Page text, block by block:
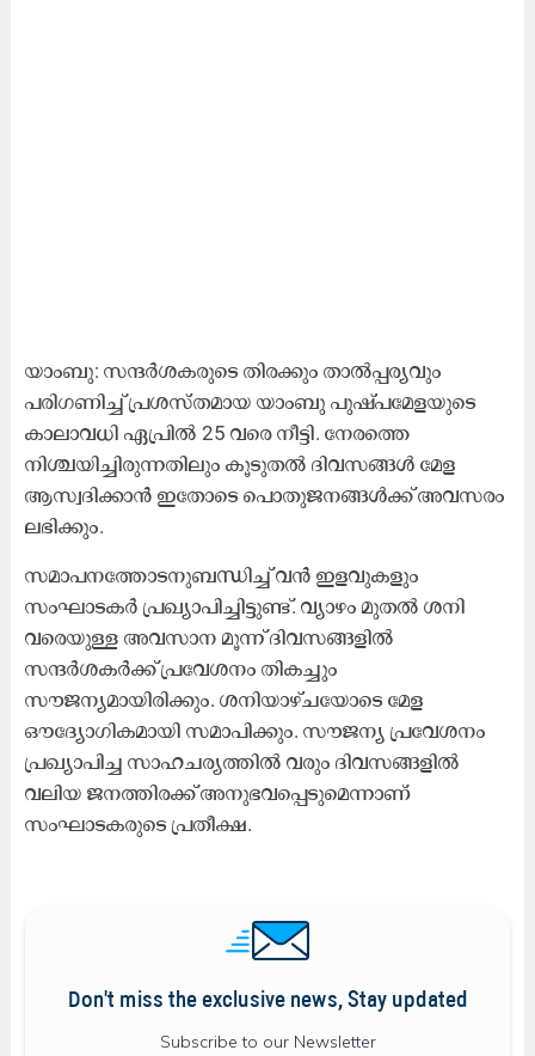
യാംബു: സന്ദർശകരുടെ തിരക്കും താൽപ്പര്യവും
പരിഗണിച്ച് പ്രശസ്തമായ യാംബു പുഷ്പമേളയുടെ
കാലാവധി ഏപ്രിൽ 25 വരെ നീട്ടി. നേരത്തെ
നിശ്ചയിച്ചിരുന്നതിലും കൂടുതൽ ദിവസങ്ങൾ മേള
ആസ്വദിക്കാൻ ഇതോടെ പൊതുജനങ്ങൾക്ക് അവസരം
ലഭിക്കും.
സമാപനത്തോടനുബന്ധിച്ച് വൻ ഇളവുകളും
സംഘാടകർ പ്രഖ്യാപിച്ചിട്ടുണ്ട്. വ്യാഴം മുതൽ ശനി
വരെയുള്ള അവസാന മൂന്ന് ദിവസങ്ങളിൽ
സന്ദർശകർക്ക് പ്രവേശനം തികച്ചും
സൗജന്യമായിരിക്കും. ശനിയാഴ്ചയോടെ മേള
ഔദ്യോഗികമായി സമാപിക്കും. സൗജന്യ പ്രവേശനം
പ്രഖ്യാപിച്ച സാഹചര്യത്തിൽ വരും ദിവസങ്ങളിൽ
വലിയ ജനത്തിരക്ക് അനുഭവപ്പെടുമെന്നാണ്
സംഘാടകരുടെ പ്രതീക്ഷ.
Don't miss the exclusive news, Stay updated
Subscribe to our Newsletter